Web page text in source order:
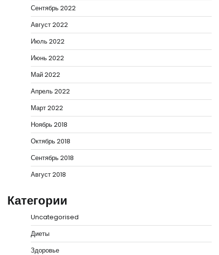
Сентябрь 2022
Август 2022
Июль 2022
Июнь 2022
Май 2022
Апрель 2022
Март 2022
Ноябрь 2018
Октябрь 2018
Сентябрь 2018
Август 2018
Категории
Uncategorised
Диеты
Здоровье